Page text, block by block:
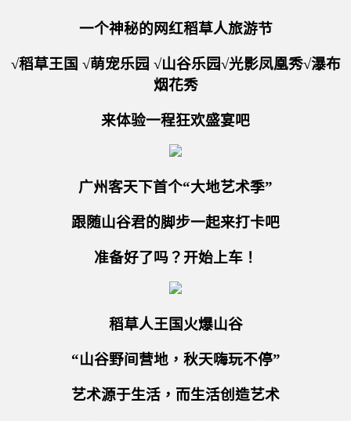
一个神秘的网红稻草人旅游节
√稻草王国 √萌宠乐园 √山谷乐园√光影凤凰秀√瀑布
烟花秀
来体验一程狂欢盛宴吧
广州客天下首个“大地艺术季”
跟随山谷君的脚步一起来打卡吧
准备好了吗？开始上车！
稻草人王国火爆山谷
“山谷野间营地，秋天嗨玩不停”
艺术源于生活，而生活创造艺术